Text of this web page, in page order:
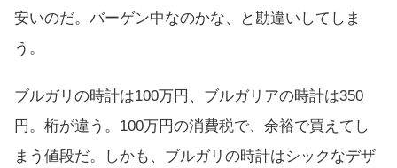
安いのだ。バーゲン中なのかな、と勘違いしてしま
う。
ブルガリの時計は100万円、ブルガリアの時計は350
円。桁が違う。100万円の消費税で、余裕で買えてし
まう値段だ。しかも、ブルガリの時計はシックなデザ